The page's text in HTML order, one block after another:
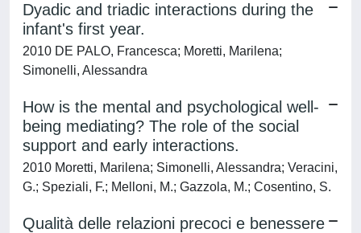
Dyadic and triadic interactions during the
infant's first year.
2010 DE PALO, Francesca; Moretti, Marilena;
Simonelli, Alessandra
How is the mental and psychological well-
being mediating? The role of the social
support and early interactions.
2010 Moretti, Marilena; Simonelli, Alessandra; Veracini,
G.; Speziali, F.; Melloni, M.; Gazzola, M.; Cosentino, S.
Qualità delle relazioni precoci e benessere